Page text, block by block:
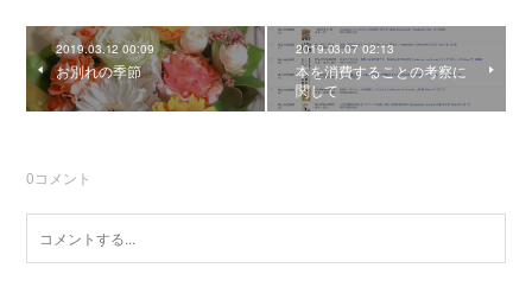
2019.03.12 00:09
お別れの季節
2019.03.07 02:13
本を消費することの考察に
関して
0コメント